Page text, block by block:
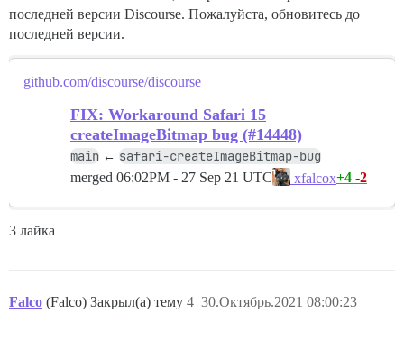
последней версии Discourse. Пожалуйста, обновитесь до
последней версии.
github.com/discourse/discourse
FIX: Workaround Safari 15
createImageBitmap bug (#14448)
main ← safari-createImageBitmap-bug
merged 06:02PM - 27 Sep 21 UTC xfalcox+4 -2
3 лайка
Falco (Falco) Закрыл(а) тему 30.Октябрь.2021 08:00:23
4